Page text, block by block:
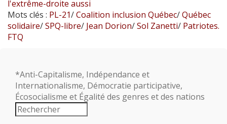
l'extrême-droite aussi
Mots clés : PL-21/Coalition inclusion Québec/Québec
solidaire/SPQ-libre/ Jean Dorion/Sol Zanetti/ Patriotes.
FTQ
*Anti-Capitalisme, Indépendance et
Internationalisme, Démocratie participative,
Écosocialisme et Égalité des genres et des nations